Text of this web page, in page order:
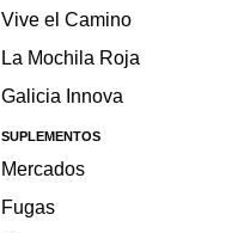
Vive el Camino
La Mochila Roja
Galicia Innova
SUPLEMENTOS
Mercados
Fugas